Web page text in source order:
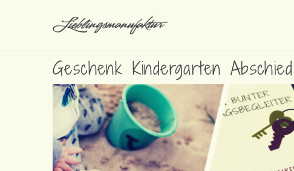
Geschenk Kindergarten Abschied